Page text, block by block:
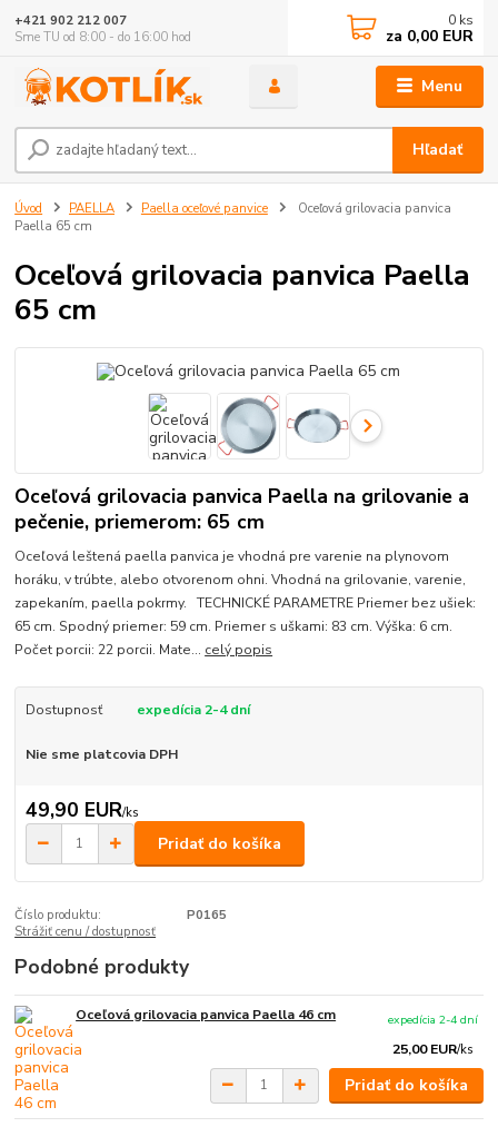
Menu
Hľadať
+421 902 212 007
Sme TU od 8:00 - do 16:00 hod
0 ks
za 0,00 EUR
Úvod PAELLA Paella oceľové panvice
Oceľová grilovacia panvica
Paella 65 cm
Oceľová grilovacia panvica Paella
65 cm
Oceľová grilovacia panvica Paella na grilovanie a
pečenie, priemerom: 65 cm
Oceľová leštená paella panvica je vhodná pre varenie na plynovom
horáku, v trúbte, alebo otvorenom ohni. Vhodná na grilovanie, varenie,
zapekaním, paella pokrmy. TECHNICKÉ PARAMETRE Priemer bez ušiek:
65 cm. Spodný priemer: 59 cm. Priemer s uškami: 83 cm. Výška: 6 cm.
Počet porcii: 22 porcii. Mate... celý popis
Dostupnosť expedícia 2-4 dní
Nie sme platcovia DPH
49,90 EUR/ks
Pridať do košíka
Číslo produktu:
P0165
Strážiť cenu / dostupnosť
Podobné produkty
Oceľová grilovacia panvica Paella 46 cm
25,00 EUR/ks
expedícia 2-4 dní
Pridať do košíka